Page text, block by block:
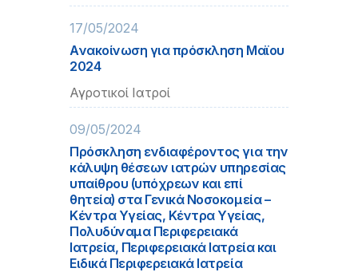
17/05/2024
Aνακοίνωση για πρόσκληση Μαϊου
2024
Αγροτικοί Ιατροί
09/05/2024
Πρόσκληση ενδιαφέροντος για την
κάλυψη θέσεων ιατρών υπηρεσίας
υπαίθρου (υπόχρεων και επί
θητεία) στα Γενικά Νοσοκομεία –
Κέντρα Υγείας, Κέντρα Υγείας,
Πολυδύναμα Περιφερειακά
Ιατρεία, Περιφερειακά Ιατρεία και
Ειδικά Περιφερειακά Ιατρεία